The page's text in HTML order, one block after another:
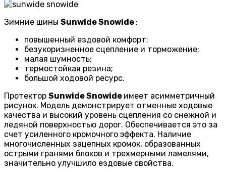
Зимние шины Sunwide Snowide :
повышенный ездовой комфорт;
безукоризненное сцепление и торможение;
малая шумность;
термостойкая резина;
большой ходовой ресурс.
Протектор Sunwide Snowide имеет асимметричный
рисунок. Модель демонстрирует отменные ходовые
качества и высокий уровень сцепления со снежной и
ледяной поверхностью дорог. Обеспечивается это за
счет усиленного кромочного эффекта. Наличие
многочисленных зацепных кромок, образованных
острыми гранями блоков и трехмерными ламелями,
значительно улучшило ездовые свойства.